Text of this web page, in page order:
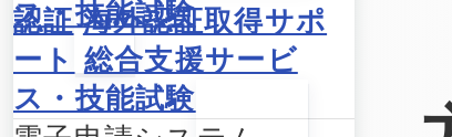
認証 海外認証取得サポ
ート 総合支援サービ
ス・技能試験